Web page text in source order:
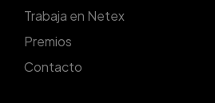
Trabaja en Netex
Premios
Contacto